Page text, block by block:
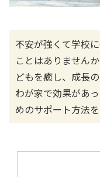
不安が強くて学校
ことはありません
どもを癒し、成長
わが家で効果があ
めのサポート方法を